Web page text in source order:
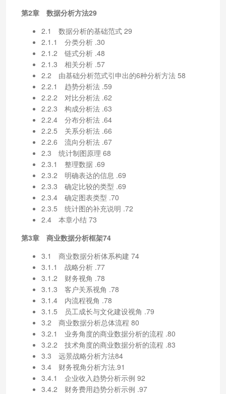
第2章 数据分析方法29
2.1 数据分析的基础范式 29
2.1.1 分类分析 .30
2.1.2 链式分析 .48
2.1.3 相关分析 .57
2.2 由基础分析范式引申出的6种分析方法 58
2.2.1 趋势分析法 .59
2.2.2 对比分析法 .62
2.2.3 构成分析法 .63
2.2.4 分布分析法 .64
2.2.5 关系分析法 .66
2.2.6 流向分析法 .67
2.3 统计制图原理 68
2.3.1 整理数据 .69
2.3.2 明确表达的信息 .69
2.3.3 确定比较的类型 .69
2.3.4 确定图表类型 .70
2.3.5 统计图的补充说明 .72
2.4 本章小结 73
第3章 商业数据分析框架74
3.1 商业数据分析体系构建 74
3.1.1 战略分析 .77
3.1.2 财务视角 .78
3.1.3 客户关系视角 .78
3.1.4 内流程视角 .78
3.1.5 员工成长与文化建设视角 .79
3.2 商业数据分析总体流程 80
3.2.1 业务角度的商业数据分析的流程 .80
3.2.2 技术角度的商业数据分析的流程 .83
3.3 远景战略分析方法84
3.4 财务视角分析方法.91
3.4.1 企业收入趋势分析示例 92
3.4.2 财务费用趋势分析示例 .97